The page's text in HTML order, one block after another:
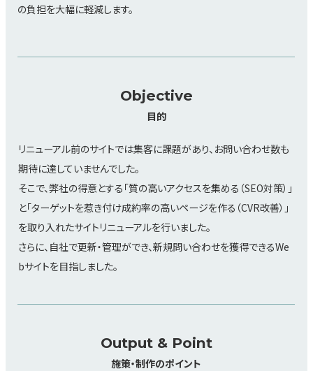
の負担を大幅に軽減します。
Objective
目的
リニューアル前のサイトでは集客に課題があり、お問い合わせ数も
期待に達していませんでした。
そこで、弊社の得意とする「質の高いアクセスを集める（SEO対策）」
と「ターゲットを惹き付け成約率の高いページを作る（CVR改善）」
を取り入れたサイトリニューアルを行いました。
さらに、自社で更新・管理ができ、新規問い合わせを獲得できるWe
bサイトを目指しました。
Output & Point
施策・制作のポイント